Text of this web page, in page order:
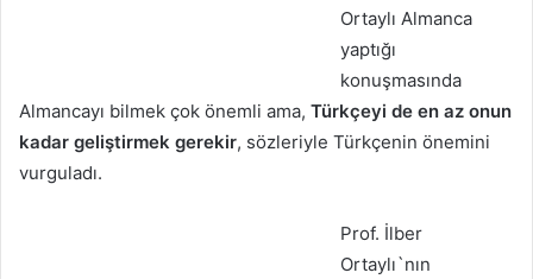
Ortaylı Almanca
yaptığı
konuşmasında
Almancayı bilmek çok önemli ama, Türkçeyi de en az onun
kadar geliştirmek gerekir, sözleriyle Türkçenin önemini
vurguladı.
Prof. İlber
Ortaylı`nın